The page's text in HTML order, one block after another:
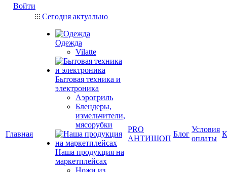
Войти
Главная
Сегодня актуально
Одежда
Vilatte
Бытовая техника и
электроника
Аэрогриль
Блендеры,
измельчители,
мясорубки
Наша продукция на
маркетплейсах
Ножи из
PRO
АНТИШОП
Блог
Условия
оплаты